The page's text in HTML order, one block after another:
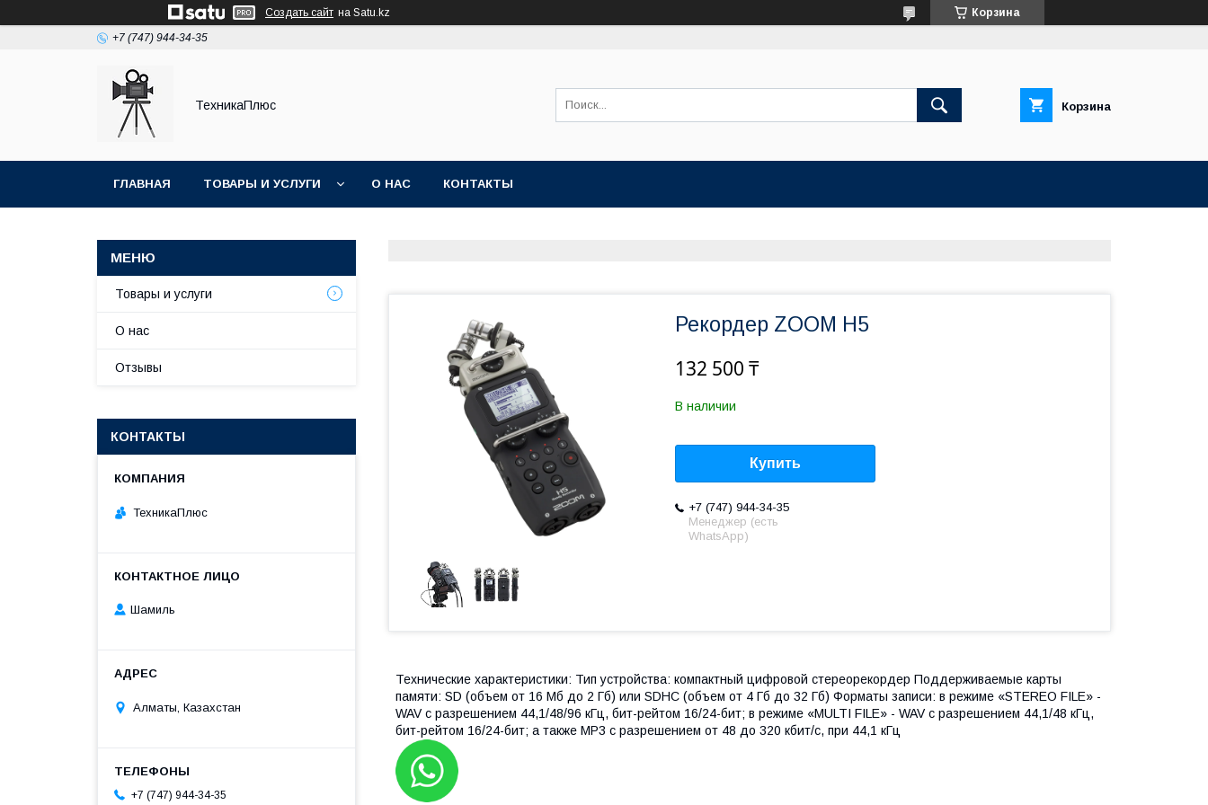
Создать сайт на Satu.kz Корзина
+7 (747) 944-34-35
ТехникаПлюс Корзина
ГЛАВНАЯ ТОВАРЫ И УСЛУГИ О НАС КОНТАКТЫ
Рекордер ZOOM H5
132 500 ₸
В наличии
Купить
+7 (747) 944-34-35
Менеджер (есть
WhatsApp)
Технические характеристики: Тип устройства: компактный цифровой стереорекордер Поддерживаемые карты
памяти: SD (объем от 16 Мб до 2 Гб) или SDHC (объем от 4 Гб до 32 Гб) Форматы записи: в режиме «STEREO FILE» -
WAV с разрешением 44,1/48/96 кГц, бит-рейтом 16/24-бит; в режиме «MULTI FILE» - WAV c разрешением 44,1/48 кГц,
бит-рейтом 16/24-бит; а также MP3 с разрешением от 48 до 320 кбит/с, при 44,1 кГц
Товары и услуги
О нас
Отзывы
КОНТАКТЫ
ТехникаПлюс
Шамиль
Алматы, Казахстан
+7 (747) 944-34-35